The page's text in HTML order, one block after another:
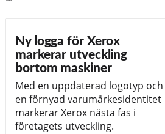
Ny logga för Xerox
markerar utveckling
bortom maskiner
Med en uppdaterad logotyp och
en förnyad varumärkesidentitet
markerar Xerox nästa fas i
företagets utveckling.